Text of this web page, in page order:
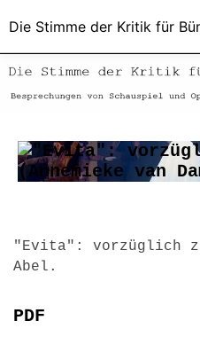
"Evita": vorzüglich
Abel.
PDF
Die Stimme der Kritik für